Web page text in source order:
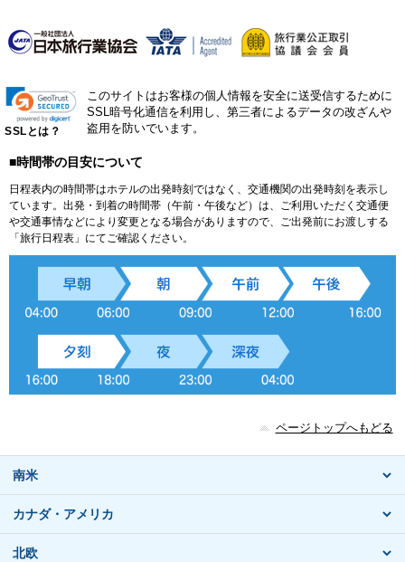
SSLとは？
このサイトはお客様の個人情報を安全に送受信するために
SSL暗号化通信を利用し、第三者によるデータの改ざんや
盗用を防いでいます。
■時間帯の目安について
日程表内の時間帯はホテルの出発時刻ではなく、交通機関の出発時刻を表示し
ています。出発・到着の時間帯（午前・午後など）は、ご利用いただく交通便
や交通事情などにより変更となる場合がありますので、ご出発前にお渡しする
「旅行日程表」にてご確認ください。
ページトップへもどる
南米
カナダ・アメリカ
北欧